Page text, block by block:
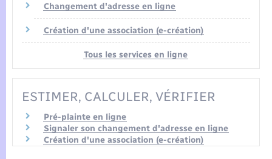
Changement d'adresse en ligne
Création d'une association (e-création)
Tous les services en ligne
ESTIMER, CALCULER, VÉRIFIER
Pré-plainte en ligne
Signaler son changement d'adresse en ligne
Création d'une association (e-création)